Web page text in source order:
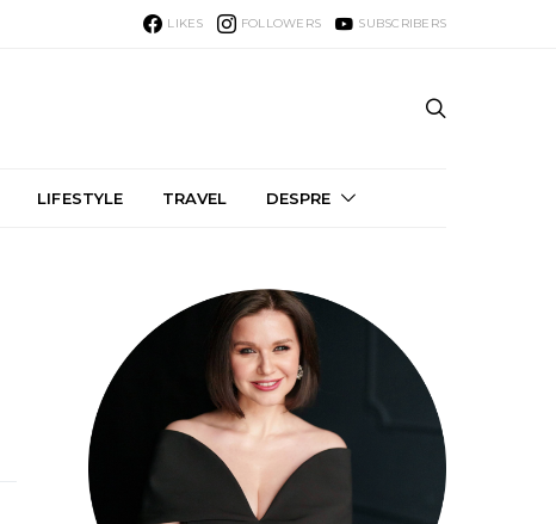
LIKES FOLLOWERS SUBSCRIBERS
LIFESTYLE TRAVEL DESPRE